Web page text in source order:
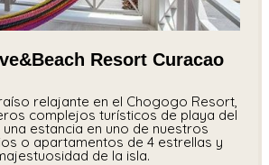
Resort Curacao
relajante en el Chogogo Resort,
complejos turísticos de playa del
estancia en uno de nuestros
o apartamentos de 4 estrellas y
de la isla.